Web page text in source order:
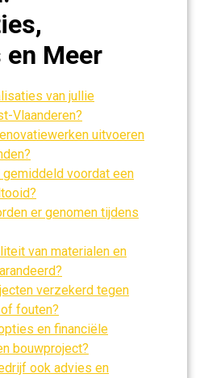
en Meer
van jullie
Vlaanderen?
uitvoeren
gemiddeld voordat een
er genomen tijdens
van materialen en
verzekerd tegen
fouten?
en financiële
bouwproject?
ook advies en